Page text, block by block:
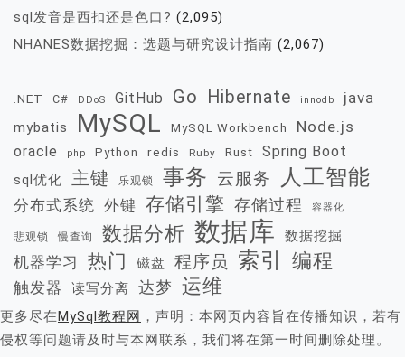
sql发音是西扣还是色口? (2,095)
NHANES数据挖掘：选题与研究设计指南 (2,067)
.NET C# DDoS GitHub Go Hibernate innodb java
mybatis MySQL MySQL Workbench Node.js
oracle php Python redis Ruby Rust Spring Boot
sql优化 主键 乐观锁 事务 云服务 人工智能
分布式系统 外键 存储引擎 存储过程 容器化
悲观锁 慢查询 数据分析 数据库 数据挖掘
机器学习 热门 磁盘 程序员 索引 编程
触发器 读写分离 达梦 运维
更多尽在MySql教程网 ，声明：本网页内容旨在传播知识，若有
侵权等问题请及时与本网联系，我们将在第一时间删除处理。